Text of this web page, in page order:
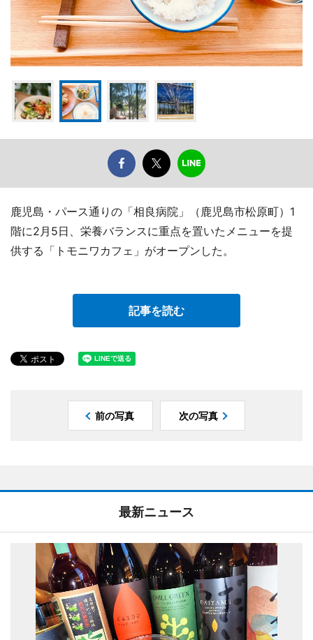
鹿児島・パース通りの「相良病院」（鹿児島市松原町）1
階に2月5日、栄養バランスに重点を置いたメニューを提
供する「トモニワカフェ」がオープンした。
記事を読む
前の写真 次の写真
最新ニュース